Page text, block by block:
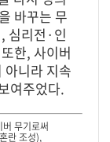
바꾸는 무
심리전·인
한, 사이버
아니라 지속
여주었다.
무기로써
란 조성),